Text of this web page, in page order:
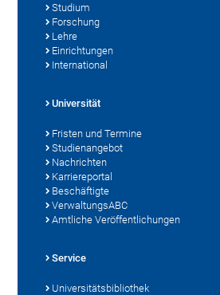
Studium
Forschung
Lehre
Einrichtungen
International
Universität
Fristen und Termine
Studienangebot
Nachrichten
Karriereportal
Beschäftigte
VerwaltungsABC
Amtliche Veröffentlichungen
Service
Universitätsbibliothek